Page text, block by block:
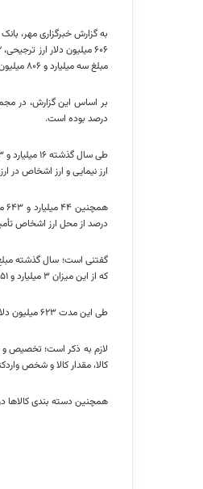
مبلغ سه میلیارد و ۸۰۶ میلیون دلار نیز بابت اقساط بدهی تسهیلات ارزی و خدمات با نرخ تالار دوم تأمین ارز شده است.
درصد بوده است.
ارز نیمایی و ارز اشخاص در
درصد از محل ارز اشخاص
که از این میزان ۳ میلیارد و ۷۵۱ میلیون دلار با نرخ ترجیحی تأمین شد که مبلغ یک میلیارد و ۲۱۰ میلیون دلار از این مبلغ با نرخ یارانه‌ای ۴,۲۰۰ تومان پرداخت شد.
طی این مدت ۶۲۳ میلیون دلار از ارز تأمین شده در حوزه بهداشت درمان و آموزش پزشکی با نرخ ارز نیمایی و ۲۲ میلیون دلار نیز از محل ارز اشخاص تأمین شد.
لازم به ذکر است؛ تخصیص و
کالا، مقدار کالا و شخص
همچنین دسته بندی